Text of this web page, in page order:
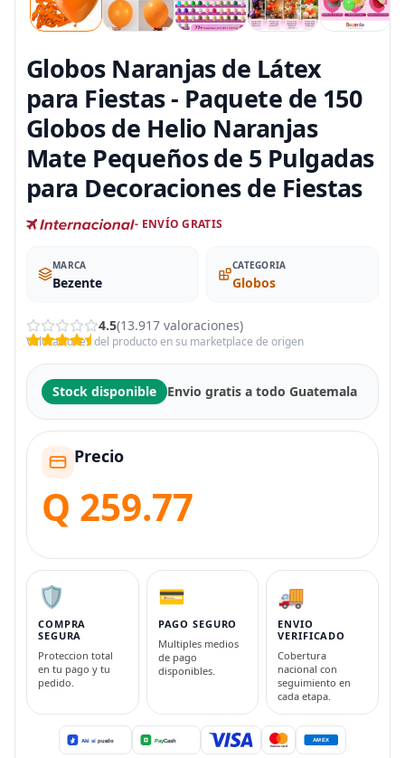
Globos Naranjas de Látex
para Fiestas - Paquete de 150
Globos de Helio Naranjas
Mate Pequeños de 5 Pulgadas
para Decoraciones de Fiestas
- ENVÍO GRATIS
MARCA
Bezente
CATEGORIA
Globos
4.5(13.917 valoraciones)
Valoraciones del producto en su marketplace de origen
Stock disponible Envio gratis a todo Guatemala
Precio
Q 259.77
🛡️
COMPRA
SEGURA
Proteccion total
en tu pago y tu
pedido.
💳
PAGO SEGURO
Multiples medios
de pago
disponibles.
🚚
ENVIO
VERIFICADO
Cobertura
nacional con
seguimiento en
cada etapa.